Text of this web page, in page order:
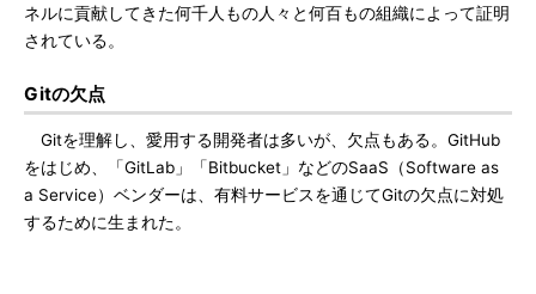
ネルに貢献してきた何千人もの人々と何百もの組織によって証明
されている。
Gitの欠点
Gitを理解し、愛用する開発者は多いが、欠点もある。GitHub
をはじめ、「GitLab」「Bitbucket」などのSaaS（Software as
a Service）ベンダーは、有料サービスを通じてGitの欠点に対処
するために生まれた。